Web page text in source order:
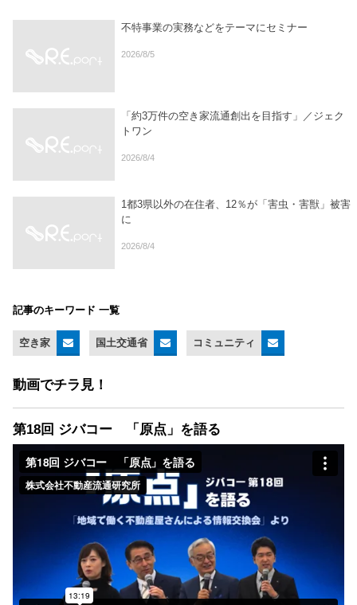
不特事業の実務などをテーマにセミナー
2026/8/5
「約3万件の空き家流通創出を目指す」／ジェク
トワン
2026/8/4
1都3県以外の在住者、12％が「害虫・害獣」被害
に
2026/8/4
記事のキーワード 一覧
空き家 国土交通省 コミュニティ
動画でチラ見！
第18回 ジバコー 「原点」を語る